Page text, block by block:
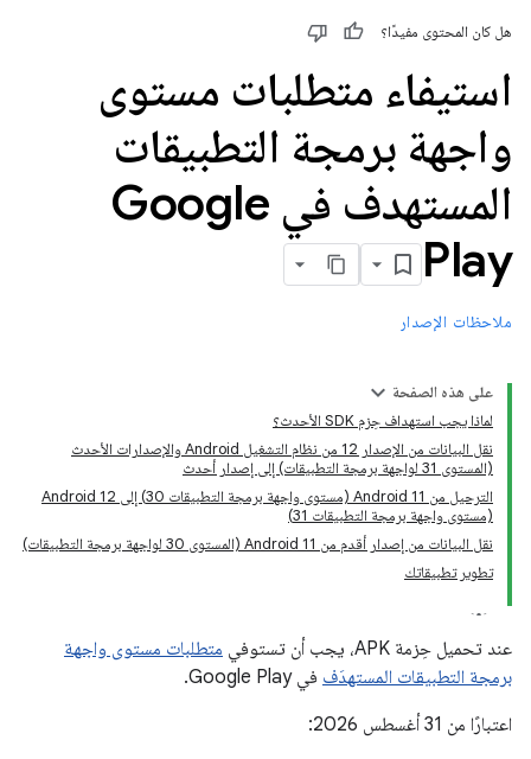
هل كان المحتوى مفيدًا؟
استيفاء متطلبات مستوى
واجهة برمجة التطبيقات
المستهدف في Google
Play
ملاحظات الإصدار
على هذه الصفحة
لماذا يجب استهداف حِزم SDK الأحدث؟
نقل البيانات من الإصدار 12 من نظام التشغيل Android والإصدارات الأحدث
(المستوى 31 لواجهة برمجة التطبيقات) إلى إصدار أحدث
الترحيل من Android 11 (مستوى واجهة برمجة التطبيقات 30) إلى Android 12
(مستوى واجهة برمجة التطبيقات 31)
نقل البيانات من إصدار أقدم من Android 11 (المستوى 30 لواجهة برمجة التطبيقات)
تطوير تطبيقاتك
عند تحميل حِزمة APK، يجب أن تستوفي
متطلبات مستوى واجهة
برمجة التطبيقات المستهدَف في Google Play.
اعتبارًا من 31 أغسطس 2026: